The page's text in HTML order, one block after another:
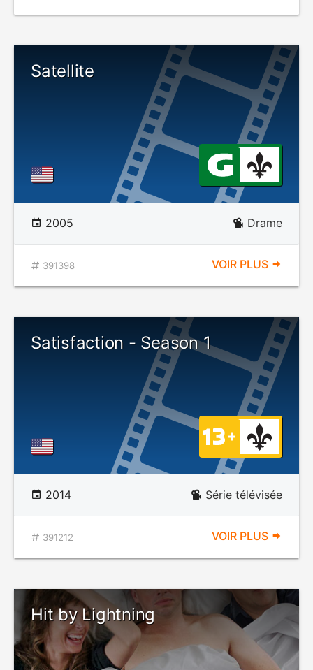
Satellite
2005 Drame
391398 VOIR PLUS
Satisfaction - Season 1
2014 Série télévisée
391212 VOIR PLUS
Hit by Lightning